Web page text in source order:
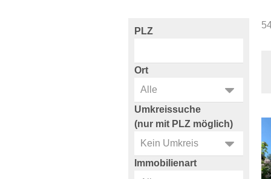
PLZ
Ort
Umkreissuche
(nur mit PLZ möglich)
Immobilienart